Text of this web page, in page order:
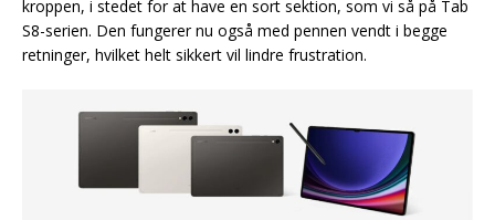
kroppen, i stedet for at have en sort sektion, som vi så på Tab
S8-serien. Den fungerer nu også med pennen vendt i begge
retninger, hvilket helt sikkert vil lindre frustration.